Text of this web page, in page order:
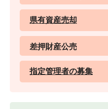
県有資産売却
差押財産公売
指定管理者の募集